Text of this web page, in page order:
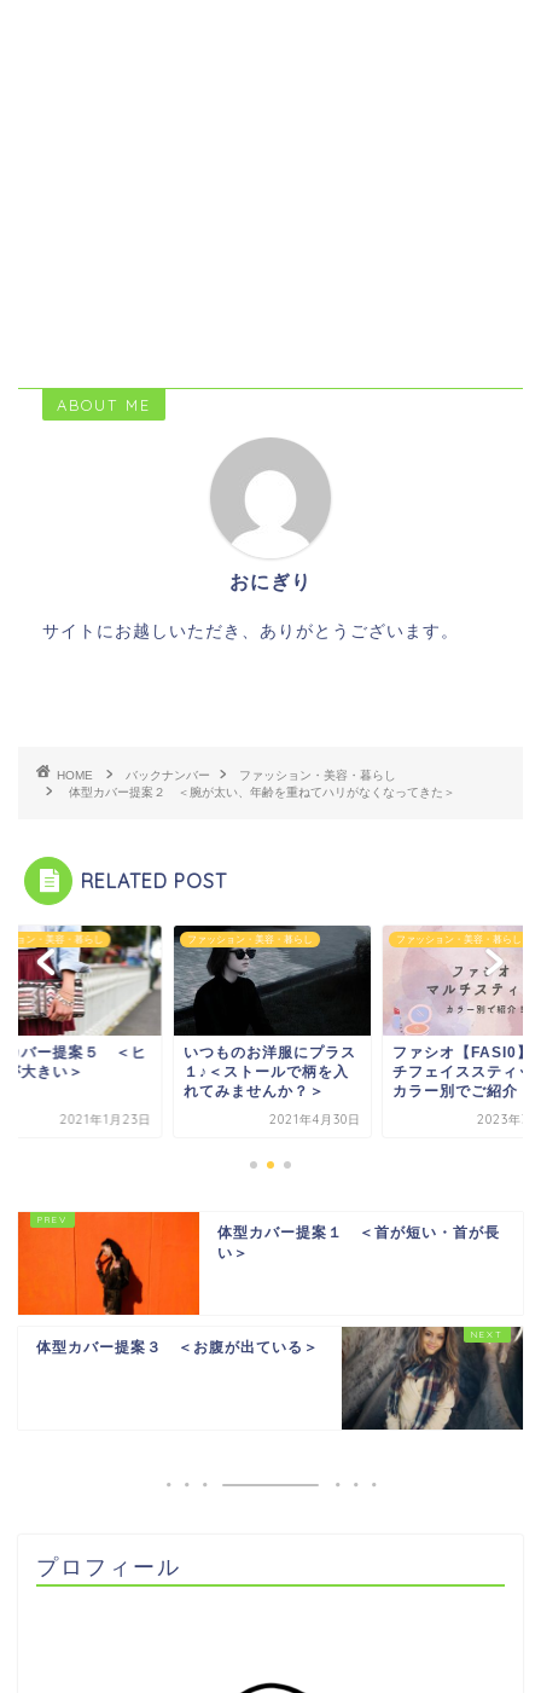
ABOUT ME
おにぎり
サイトにお越しいただき、ありがとうございます。
HOME バックナンバー
ファッション・美容・暮らし
体型カバー提案２ ＜腕が太い、年齢を重ねてハリがなくなってきた＞
RELATED POST
ション・美容・暮らし
ものお洋服にプラス
ストールで柄を入
2021年4月30日
ファッション・美容・暮らし
ファシオ【FASI0】マル
チフェイススティックを
カラー別でご紹介！
2023年3月12日
ファッション・美容・暮らし
体型カバー提案５
ップが大きい＞
2021年1
体型カバー提案１ ＜首が短い・首が長
い＞
体型カバー提案３ ＜お腹が出ている＞
プロフィール